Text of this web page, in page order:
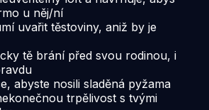
u něj/ní
uvařit těstoviny, aniž by je
tě brání před svou rodinou, i
abyste nosili sladěná pyžama
trpělivost s tvými